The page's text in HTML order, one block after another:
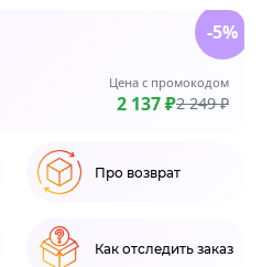
Цена с промокодом
2 137 ₽2 249 ₽
-5%
Про возврат
Как отследить заказ